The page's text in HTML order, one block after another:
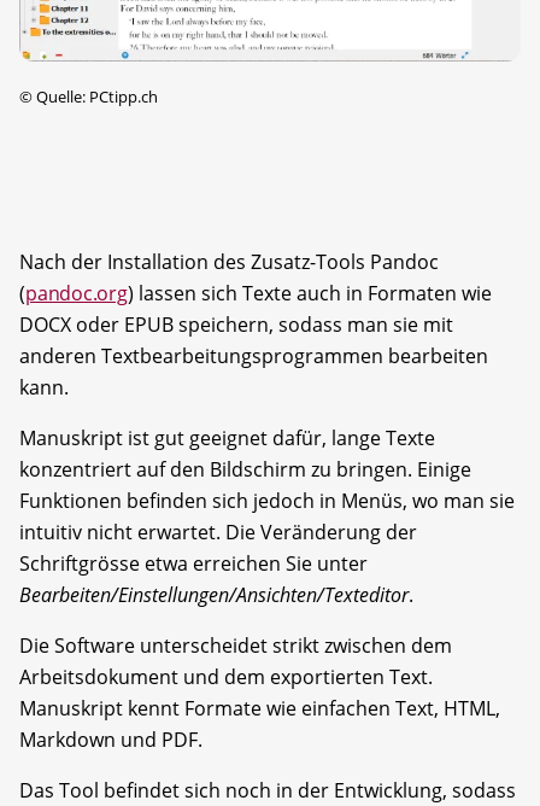
©Quelle: PCtipp.ch
Nach der Installation des Zusatz-Tools Pandoc
(pandoc.org) lassen sich Texte auch in Formaten wie
DOCX oder EPUB speichern, sodass man sie mit
anderen Textbearbeitungsprogrammen bearbeiten
kann.
Manuskript ist gut geeignet dafür, lange Texte
konzentriert auf den Bildschirm zu bringen. Einige
Funktionen befinden sich jedoch in Menüs, wo man sie
intuitiv nicht erwartet. Die Veränderung der
Schriftgrösse etwa erreichen Sie unter
Bearbeiten/Einstellungen/Ansichten/Texteditor.
Die Software unterscheidet strikt zwischen dem
Arbeitsdokument und dem exportierten Text.
Manuskript kennt Formate wie einfachen Text, HTML,
Markdown und PDF.
Das Tool befindet sich noch in der Entwicklung, sodass